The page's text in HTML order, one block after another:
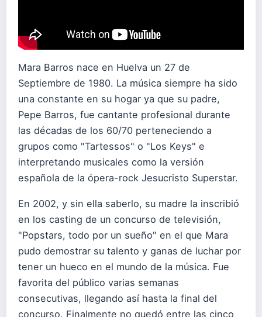
Mara Barros nace en Huelva un 27 de
Septiembre de 1980. La música siempre ha sido
una constante en su hogar ya que su padre,
Pepe Barros, fue cantante profesional durante
las décadas de los 60/70 perteneciendo a
grupos como "Tartessos" o "Los Keys" e
interpretando musicales como la versión
española de la ópera-rock Jesucristo Superstar.
En 2002, y sin ella saberlo, su madre la inscribió
en los casting de un concurso de televisión,
"Popstars, todo por un sueño" en el que Mara
pudo demostrar su talento y ganas de luchar por
tener un hueco en el mundo de la música. Fue
favorita del público varias semanas
consecutivas, llegando así hasta la final del
concurso. Finalmente no quedó entre las cinco